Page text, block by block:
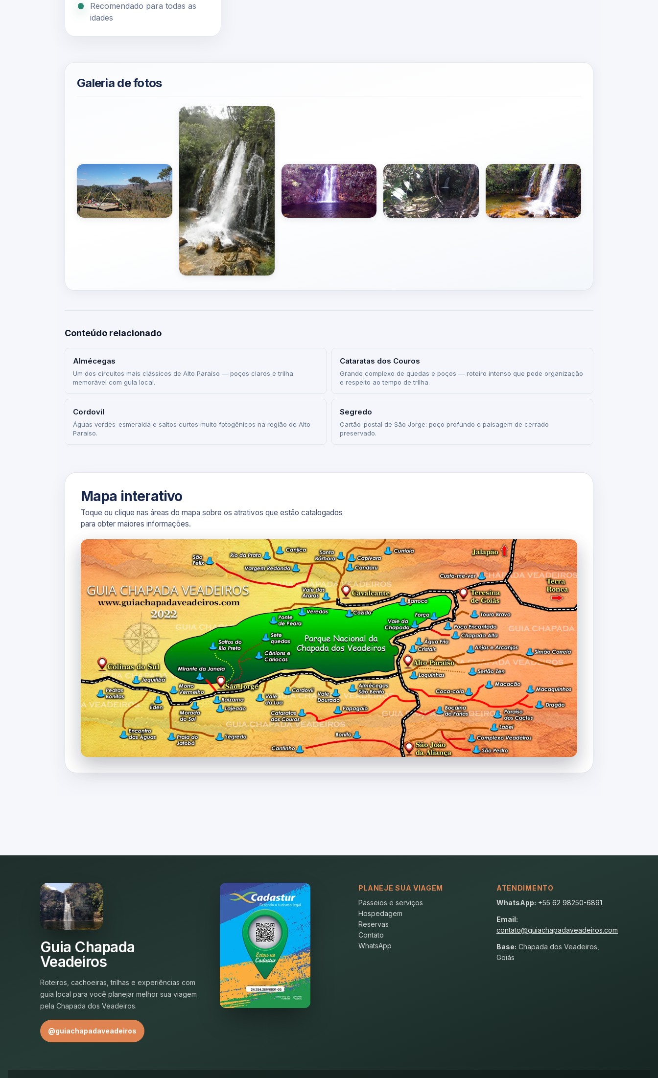
Recomendado para todas as
idades
Galeria de fotos
Conteúdo relacionado
Almécegas
Um dos circuitos mais clássicos de Alto Paraíso — poços claros e trilha
memorável com guia local.
Cataratas dos Couros
Grande complexo de quedas e poços — roteiro intenso que pede organização
e respeito ao tempo de trilha.
Cordovil
Águas verdes-esmeralda e saltos curtos muito fotogênicos na região de Alto
Paraíso.
Segredo
Cartão-postal de São Jorge: poço profundo e paisagem de cerrado
preservado.
Mapa interativo
Toque ou clique nas áreas do mapa sobre os atrativos que estão catalogados
para obter maiores informações.
Guia Chapada
Veadeiros
Roteiros, cachoeiras, trilhas e experiências com
guia local para você planejar melhor sua viagem
pela Chapada dos Veadeiros.
@guiachapadaveadeiros
PLANEJE SUA VIAGEM
Passeios e serviços
Hospedagem
Reservas
Contato
WhatsApp
ATENDIMENTO
WhatsApp: +55 62 98250-6891
Email:
contato@guiachapadaveadeiros.com
Base: Chapada dos Veadeiros,
Goiás